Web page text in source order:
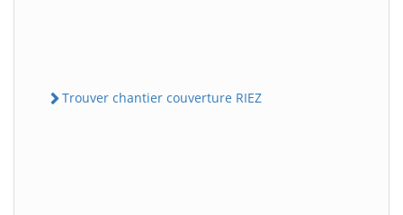
Trouver chantier couverture RIEZ